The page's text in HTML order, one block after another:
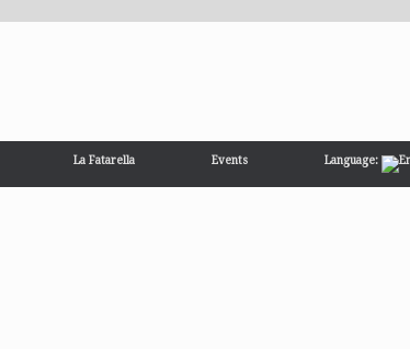
La Fatarella Events Language: